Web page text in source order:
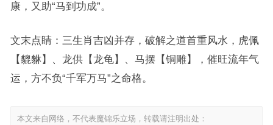
康，又助“马到功成”。
文末点睛：三生肖吉凶并存，破解之道首重风水，虎佩
【貔貅】、龙供【龙龟】、马摆【铜雕】，催旺流年气
运，方不负“千军万马”之命格。
本文来自网络，不代表魔锦乐立场，转载请注明出处：